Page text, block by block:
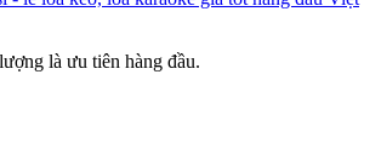
là ưu tiên hàng đầu.